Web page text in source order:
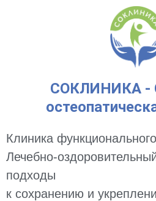
СОКЛИНИКА -
Клиника
Лечебно-
подходы
к сохранению и